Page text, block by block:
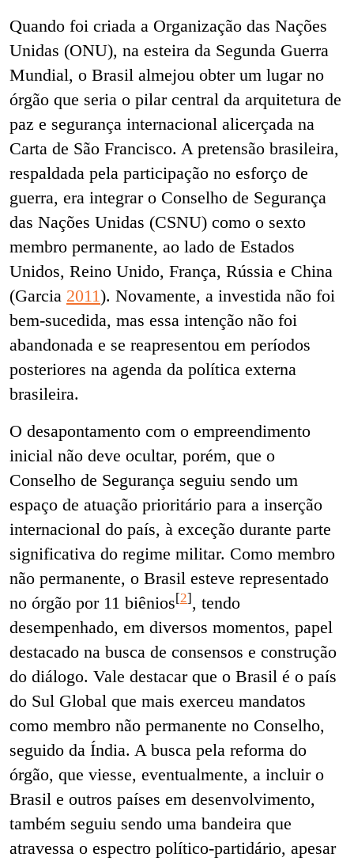
Quando foi criada a Organização das Nações
Unidas (ONU), na esteira da Segunda Guerra
Mundial, o Brasil almejou obter um lugar no
órgão que seria o pilar central da arquitetura de
paz e segurança internacional alicerçada na
Carta de São Francisco. A pretensão brasileira,
respaldada pela participação no esforço de
guerra, era integrar o Conselho de Segurança
das Nações Unidas (CSNU) como o sexto
membro permanente, ao lado de Estados
Unidos, Reino Unido, França, Rússia e China
(Garcia 2011). Novamente, a investida não foi
bem-sucedida, mas essa intenção não foi
abandonada e se reapresentou em períodos
posteriores na agenda da política externa
brasileira.
O desapontamento com o empreendimento
inicial não deve ocultar, porém, que o
Conselho de Segurança seguiu sendo um
espaço de atuação prioritário para a inserção
internacional do país, à exceção durante parte
significativa do regime militar. Como membro
não permanente, o Brasil esteve representado
no órgão por 11 biênios[2], tendo
desempenhado, em diversos momentos, papel
destacado na busca de consensos e construção
do diálogo. Vale destacar que o Brasil é o país
do Sul Global que mais exerceu mandatos
como membro não permanente no Conselho,
seguido da Índia. A busca pela reforma do
órgão, que viesse, eventualmente, a incluir o
Brasil e outros países em desenvolvimento,
também seguiu sendo uma bandeira que
atravessa o espectro político-partidário, apesar